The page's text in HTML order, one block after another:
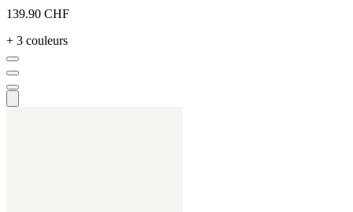
139.90 CHF
+ 3 couleurs